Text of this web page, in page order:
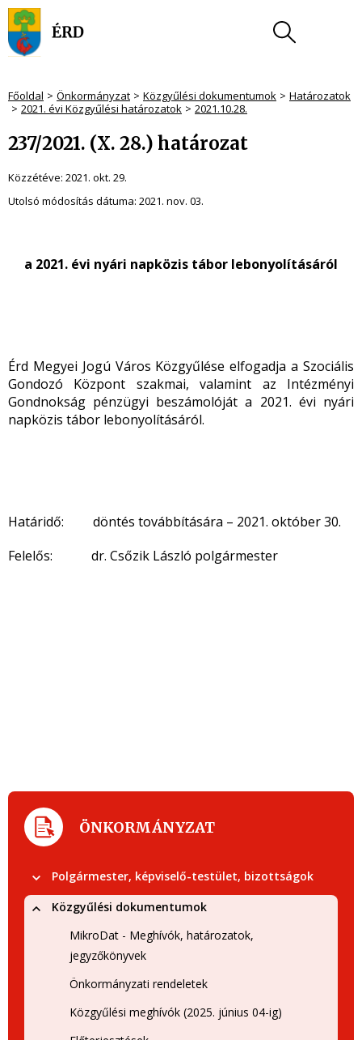
Főoldal Önkormányzat Közgyűlési dokumentumok
Határozatok
2021. évi Közgyűlési határozatok
2021.10.28.
237/2021. (X. 28.) határozat
Közzétéve: 2021. okt. 29.
Utolsó módosítás dátuma: 2021. nov. 03.
a 2021. évi nyári napközis tábor lebonyolításáról
Érd Megyei Jogú Város Közgyűlése elfogadja a Szociális
Gondozó Központ szakmai, valamint az Intézményi
Gondnokság pénzügyi beszámolóját a 2021. évi nyári
napközis tábor lebonyolításáról.
Határidő: döntés továbbítására – 2021. október 30.
Felelős: dr. Csőzik László polgármester
ÖNKORMÁNYZAT
Polgármester, képviselő-testület, bizottságok
Közgyűlési dokumentumok
MikroDat - Meghívók, határozatok,
jegyzőkönyvek
Önkormányzati rendeletek
Közgyűlési meghívók (2025. június 04-ig)